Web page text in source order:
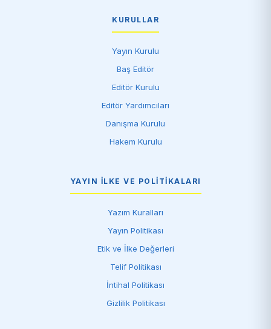
KURULLAR
Yayın Kurulu
Baş Editör
Editör Kurulu
Editör Yardımcıları
Danışma Kurulu
Hakem Kurulu
YAYIN İLKE VE POLITIKALARI
Yazım Kuralları
Yayın Politikası
Etik ve İlke Değerleri
Telif Politikası
İntihal Politikası
Gizlilik Politikası